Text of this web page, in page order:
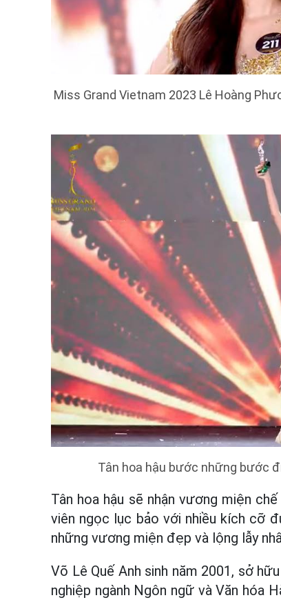
Miss Grand Vietnam 2023 Lê Hoàng
Tân hoa hậu bước những bước
Tân hoa hậu sẽ nhận vương miện
viên ngọc lục bảo với nhiều kích cỡ
những vương miện đẹp và lộng lẫy
Võ Lê Quế Anh sinh năm 2001, sở
nghiệp ngành Ngôn ngữ và Văn hóa